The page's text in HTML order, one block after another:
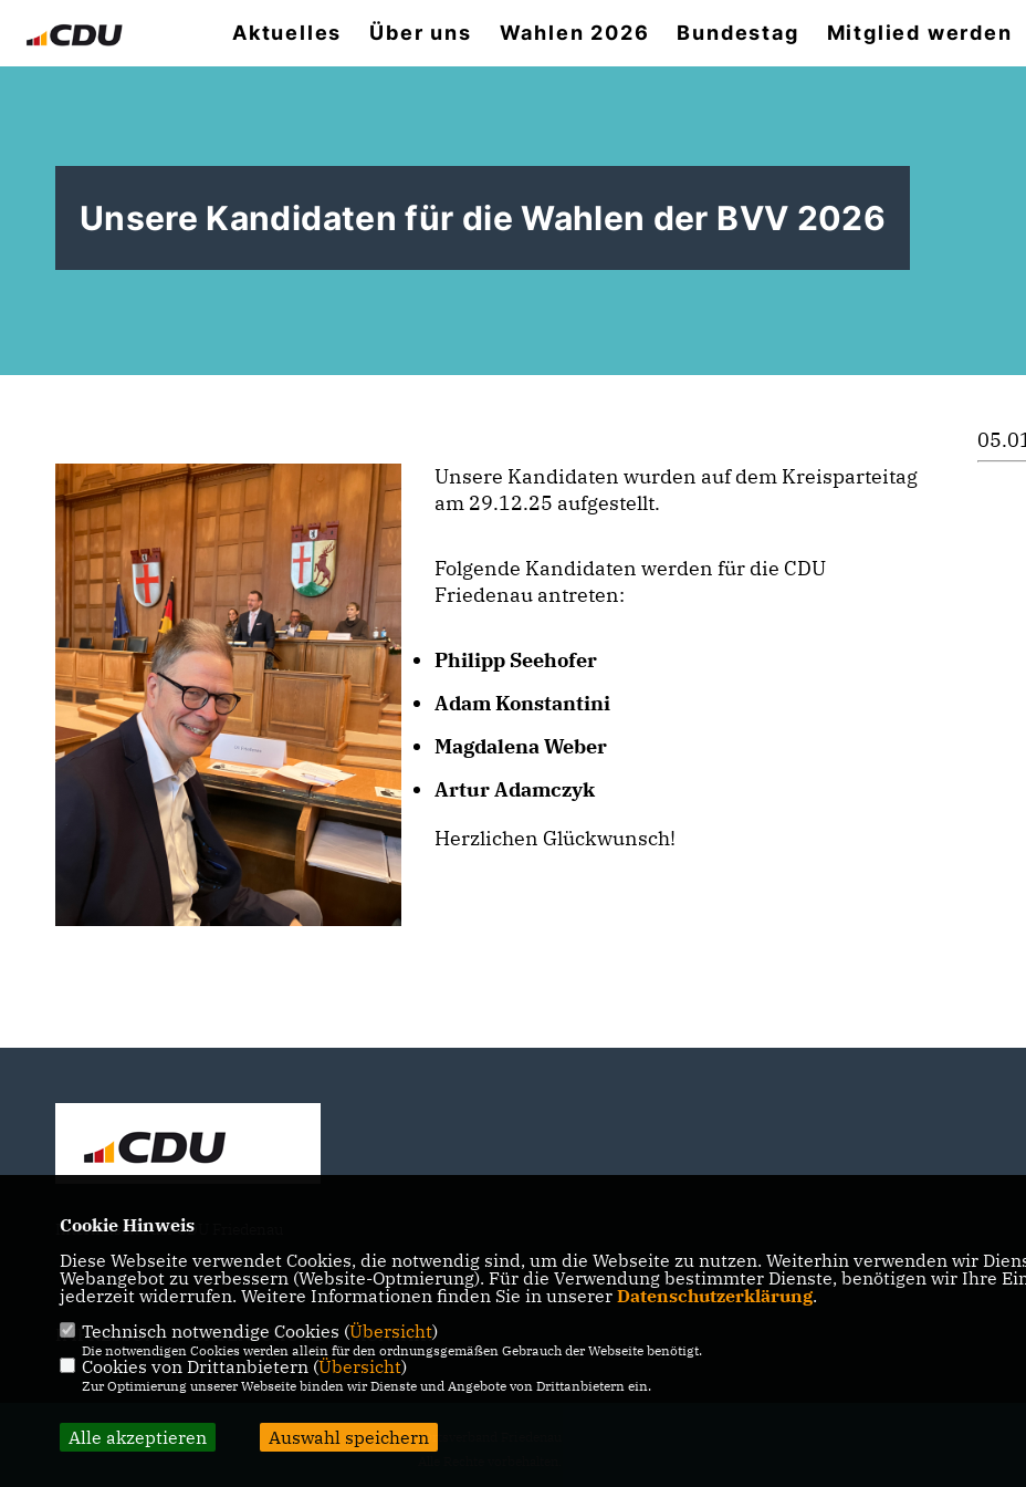
Aktuelles Über uns Wahlen 2026 Bundestag Mitglied werden
Unsere Kandidaten für die Wahlen der BVV 2026
Unsere Kandidaten wurden auf dem Kreisparteitag
am 29.12.25 aufgestellt.
Folgende Kandidaten werden für die CDU
Friedenau antreten:
Philipp Seehofer
Adam Konstantini
Magdalena Weber
Artur Adamczyk
Herzlichen Glückwunsch!
Internetseite der CDU Friedenau
IMPRESSUM DATENSCHUTZ KONTAKT
@2026 CDU Ortsverband Friedenau
Cookie Hinweis
Diese Webseite verwendet Cookies, die notwendig sind, um die Webseite zu nutzen. Weiterhin verwenden wir
Webangebot zu verbessern (Website-Optmierung). Für die Verwendung bestimmter Dienste, benötigen wir Ihre
jederzeit widerrufen. Weitere Informationen finden Sie in unserer Datenschutzerklärung.
Technisch notwendige Cookies (Übersicht)
Die notwendigen Cookies werden allein für den ordnungsgemäßen Gebrauch der Webseite benötigt.
Cookies von Drittanbietern (Übersicht)
Zur Optimierung unserer Webseite binden wir Dienste und Angebote von Drittanbietern ein.
Alle akzeptieren Auswahl speichern